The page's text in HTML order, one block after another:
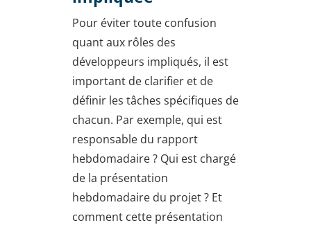
Pour éviter toute confusion
quant aux rôles des
développeurs impliqués, il est
important de clarifier et de
définir les tâches spécifiques de
chacun. Par exemple, qui est
responsable du rapport
hebdomadaire ? Qui est chargé
de la présentation
hebdomadaire du projet ? Et
comment cette présentation